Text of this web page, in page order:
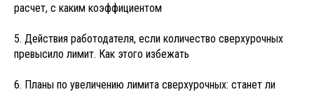
расчет, с каким коэффициентом
5. Действия работодателя, если количество сверхурочных
превысило лимит. Как этого избежать
6. Планы по увеличению лимита сверхурочных: станет ли